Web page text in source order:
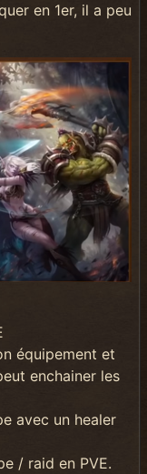
en 1er, il a peu
équipement et
enchainer les
avec un healer
/ raid en PVE.